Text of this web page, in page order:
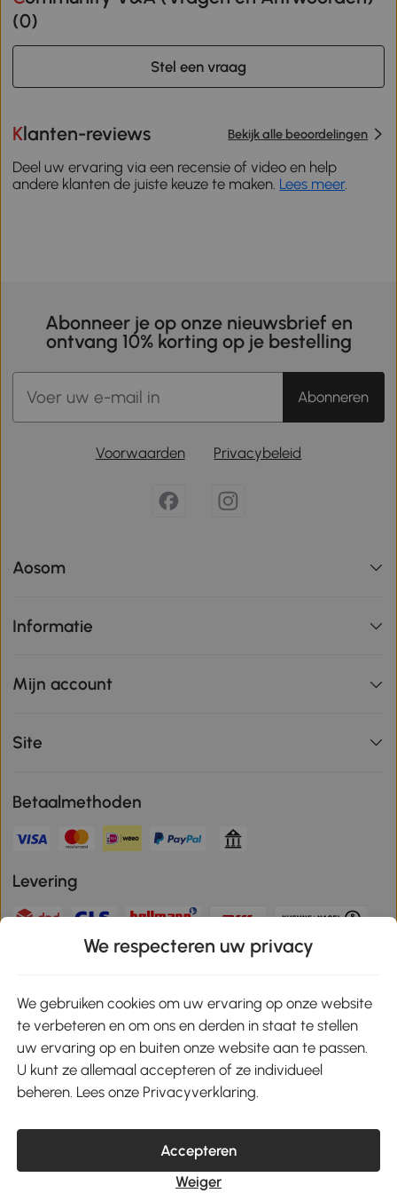
(0)
Stel een vraag
Klanten-reviews Bekijk alle beoordelingen
Deel uw ervaring via een recensie of video en help
andere klanten de juiste keuze te maken. Lees meer.
Abonneer je op onze nieuwsbrief en
ontvang 10% korting op je bestelling
Abonneren
Voorwaarden Privacybeleid
Aosom
Informatie
Mijn account
Site
Betaalmethoden
Levering
Veilige betaling
Download de app en ontvang 10% korting!
Google Play
klantenservice@aosom.nl
MH Handel GmbH, Wendenstrasse 309, 20537 Hamburg
We respecteren uw privacy
We gebruiken cookies om uw ervaring op onze website
te verbeteren en om ons en derden in staat te stellen
uw ervaring op en buiten onze website aan te passen.
U kunt ze allemaal accepteren of ze individueel
beheren. Lees onze Privacyverklaring.
Accepteren
Weiger